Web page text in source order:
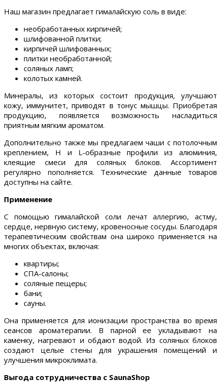
Наш магазин предлагает гималайскую соль в виде:
необработанных кирпичей;
шлифованной плитки;
кирпичей шлифованных;
плитки необработанной;
соляных ламп;
колотых камней.
Минералы, из которых состоит продукция, улучшают
кожу, иммунитет, приводят в тонус мышцы. Приобретая
продукцию, появляется возможность насладиться
приятным мягким ароматом.
Дополнительно также мы предлагаем чаши с потолочным
креплением, H и L-образные профили из алюминия,
клеящие смеси для соляных блоков. Ассортимент
регулярно пополняется. Технические данные товаров
доступны на сайте.
Применение
С помощью гималайской соли лечат аллергию, астму,
сердце, нервную систему, кровеносные сосуды. Благодаря
терапевтическим свойствам она широко применяется на
многих объектах, включая:
квартиры;
СПА-салоны;
соляные пещеры;
бани;
сауны.
Она применяется для ионизации пространства во время
сеансов ароматерапии. В парной ее укладывают на
каменку, нагревают и обдают водой. Из соляных блоков
создают целые стены для украшения помещений и
улучшения микроклимата.
Выгода сотрудничества с SaunaShop